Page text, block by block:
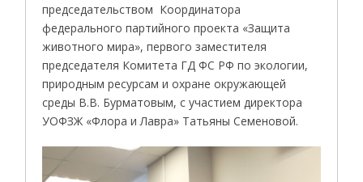
председательством Координатора
федерального партийного проекта «Защита
животного мира», первого заместителя
председателя Комитета ГД ФС РФ по экологии,
природным ресурсам и охране окружающей
среды В.В. Бурматовым, с участием директора
УОФЗЖ «Флора и Лавра» Татьяны Семеновой.